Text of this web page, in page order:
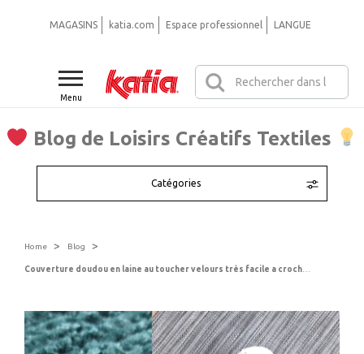
Menu
Blog de Loisirs Créatifs Textiles
Catégories
MAGASINS katia.com Espace professionnel LANGUE
Home > Blog >